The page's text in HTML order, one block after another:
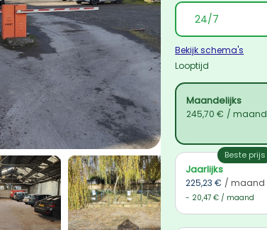
Bekijk schema's
Looptijd
Maandelijks
245,70 € / maand
Beste prijs
Jaarlijks
225,23 € / maand
- 20,47 € / maand